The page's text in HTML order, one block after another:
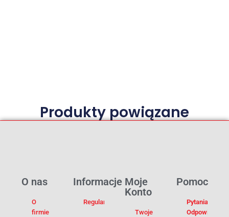
Produkty powiązane
Pomoc
Pytania I
Odpowiedzi
Moje
Konto
Twoje
Informacje
Regulamin
O nas
O
firmie